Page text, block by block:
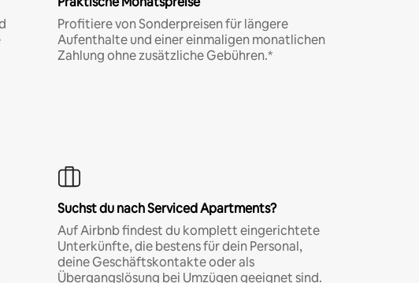
Profitiere von Sonderpreisen für längere
Aufenthalte und einer einmaligen monatlichen
Zahlung ohne zusätzliche Gebühren.*
Suchst du nach Serviced Apartments?
Auf Airbnb findest du komplett eingerichtete
Unterkünfte, die bestens für dein Personal,
deine Geschäftskontakte oder als
Übergangslösung bei Umzügen geeignet sind.